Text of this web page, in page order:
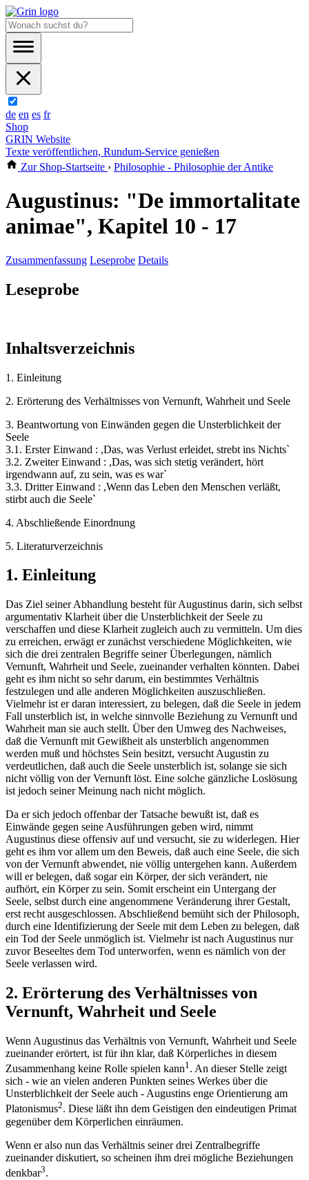
de en es fr
Shop
GRIN Website
Texte veröffentlichen, Rundum-Service genießen
Zur Shop-Startseite › Philosophie - Philosophie der Antike
Augustinus: "De immortalitate
animae", Kapitel 10 - 17
Zusammenfassung Leseprobe Details
Leseprobe
Inhaltsverzeichnis
1. Einleitung
2. Erörterung des Verhältnisses von Vernunft, Wahrheit und Seele
3. Beantwortung von Einwänden gegen die Unsterblichkeit der
Seele
3.1. Erster Einwand : ,Das, was Verlust erleidet, strebt ins Nichts`
3.2. Zweiter Einwand : ,Das, was sich stetig verändert, hört
irgendwann auf, zu sein, was es war`
3.3. Dritter Einwand : ,Wenn das Leben den Menschen verläßt,
stirbt auch die Seele`
4. Abschließende Einordnung
5. Literaturverzeichnis
1. Einleitung
Das Ziel seiner Abhandlung besteht für Augustinus darin, sich selbst
argumentativ Klarheit über die Unsterblichkeit der Seele zu
verschaffen und diese Klarheit zugleich auch zu vermitteln. Um dies
zu erreichen, erwägt er zunächst verschiedene Möglichkeiten, wie
sich die drei zentralen Begriffe seiner Überlegungen, nämlich
Vernunft, Wahrheit und Seele, zueinander verhalten könnten. Dabei
geht es ihm nicht so sehr darum, ein bestimmtes Verhältnis
festzulegen und alle anderen Möglichkeiten auszuschließen.
Vielmehr ist er daran interessiert, zu belegen, daß die Seele in jedem
Fall unsterblich ist, in welche sinnvolle Beziehung zu Vernunft und
Wahrheit man sie auch stellt. Über den Umweg des Nachweises,
daß die Vernunft mit Gewißheit als unsterblich angenommen
werden muß und höchstes Sein besitzt, versucht Augustin zu
verdeutlichen, daß auch die Seele unsterblich ist, solange sie sich
nicht völlig von der Vernunft löst. Eine solche gänzliche Loslösung
ist jedoch seiner Meinung nach nicht möglich.
Da er sich jedoch offenbar der Tatsache bewußt ist, daß es
Einwände gegen seine Ausführungen geben wird, nimmt
Augustinus diese offensiv auf und versucht, sie zu widerlegen. Hier
geht es ihm vor allem um den Beweis, daß auch eine Seele, die sich
von der Vernunft abwendet, nie völlig untergehen kann. Außerdem
will er belegen, daß sogar ein Körper, der sich verändert, nie
aufhört, ein Körper zu sein. Somit erscheint ein Untergang der
Seele, selbst durch eine angenommene Veränderung ihrer Gestalt,
erst recht ausgeschlossen. Abschließend bemüht sich der Philosoph,
durch eine Identifizierung der Seele mit dem Leben zu belegen, daß
ein Tod der Seele unmöglich ist. Vielmehr ist nach Augustinus nur
zuvor Beseeltes dem Tod unterworfen, wenn es nämlich von der
Seele verlassen wird.
2. Erörterung des Verhältnisses von
Vernunft, Wahrheit und Seele
Wenn Augustinus das Verhältnis von Vernunft, Wahrheit und Seele
zueinander erörtert, ist für ihn klar, daß Körperliches in diesem
Zusammenhang keine Rolle spielen kann1. An dieser Stelle zeigt
sich - wie an vielen anderen Punkten seines Werkes über die
Unsterblichkeit der Seele auch - Augustins enge Orientierung am
Platonismus2. Diese läßt ihn dem Geistigen den eindeutigen Primat
gegenüber dem Körperlichen einräumen.
Wenn er also nun das Verhältnis seiner drei Zentralbegriffe
zueinander diskutiert, so scheinen ihm drei mögliche Beziehungen
denkbar3.